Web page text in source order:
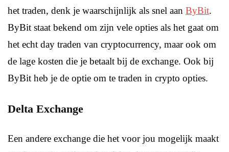
het traden, denk je waarschijnlijk als snel aan ByBit.
ByBit staat bekend om zijn vele opties als het gaat om
het echt day traden van cryptocurrency, maar ook om
de lage kosten die je betaalt bij de exchange. Ook bij
ByBit heb je de optie om te traden in crypto opties.
Delta Exchange
Een andere exchange die het voor jou mogelijk maakt